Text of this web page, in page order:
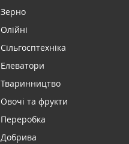
Зерно
Олійні
Сільгосптехніка
Елеватори
Тваринництво
Овочі та фрукти
Переробка
Добрива